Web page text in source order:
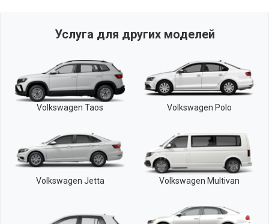
Услуга для других моделей
Volkswagen Taos Volkswagen Polo
Volkswagen Jetta Volkswagen Multivan